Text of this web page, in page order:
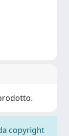
copyright